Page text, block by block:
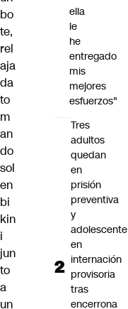
bo
te,
rel
aja
da
to
m
an
do
sol
en
bi
kin
i
jun
to
a
un
ella
le
he
entregado
mis
mejores
esfuerzos"
Tres
adultos
quedan
en
prisión
preventiva
y
adolescente
en
internación
provisoria
tras
encerrona